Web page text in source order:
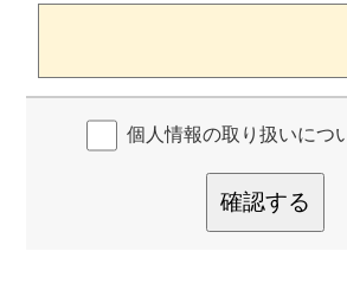
個人情報の取り扱いにつ
確認する